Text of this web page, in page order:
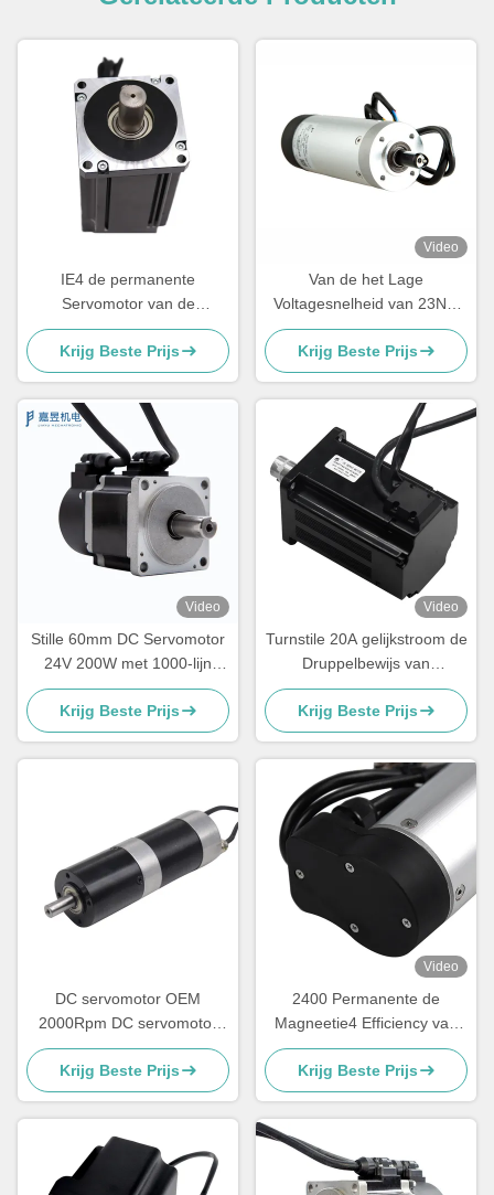
IE4 de permanente
Servomotor van de
Magneetgelijkstroom
Servomotor 5.6Nm 48v
Krijg Beste Prijs
Video
Van de het Lage
Voltagesnelheid van 23NM
24V de Poortgelijkstroom
Servomotor met
Versnellingsbak
Krijg Beste Prijs
Video
Stille 60mm DC Servomotor
24V 200W met 1000-lijn
Incrementele Encoder voor
Schuifdraaihek
Krijg Beste Prijs
Video
Turnstile 20A gelijkstroom de
Druppelbewijs van
Servomotor48v 750W 2500
Lijnen
Krijg Beste Prijs
DC servomotor OEM
2000Rpm DC servomotor
met encoder 0,5 nm koppel
GEBS57R-A3
Krijg Beste Prijs
Video
2400 Permanente de
Magneetie4 Efficiency van
de Lijnen100w Servomotor
Krijg Beste Prijs